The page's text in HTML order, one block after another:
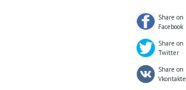
Share on
Facebook
Share on
Twitter
Share on
Vkontakte